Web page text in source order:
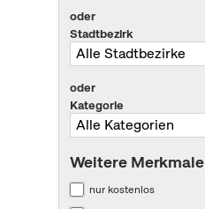
oder
Stadtbezirk
oder
Kategorie
Weitere Merkmale
nur kostenlos